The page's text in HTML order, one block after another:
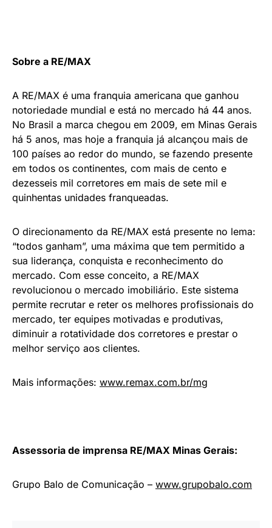
Sobre a RE/MAX
A RE/MAX é uma franquia americana que ganhou
notoriedade mundial e está no mercado há 44 anos.
No Brasil a marca chegou em 2009, em Minas Gerais
há 5 anos, mas hoje a franquia já alcançou mais de
100 países ao redor do mundo, se fazendo presente
em todos os continentes, com mais de cento e
dezesseis mil corretores em mais de sete mil e
quinhentas unidades franqueadas.
O direcionamento da RE/MAX está presente no lema:
“todos ganham”, uma máxima que tem permitido a
sua liderança, conquista e reconhecimento do
mercado. Com esse conceito, a RE/MAX
revolucionou o mercado imobiliário. Este sistema
permite recrutar e reter os melhores profissionais do
mercado, ter equipes motivadas e produtivas,
diminuir a rotatividade dos corretores e prestar o
melhor serviço aos clientes.
Mais informações: www.remax.com.br/mg
Assessoria de imprensa RE/MAX Minas Gerais:
Grupo Balo de Comunicação – www.grupobalo.com